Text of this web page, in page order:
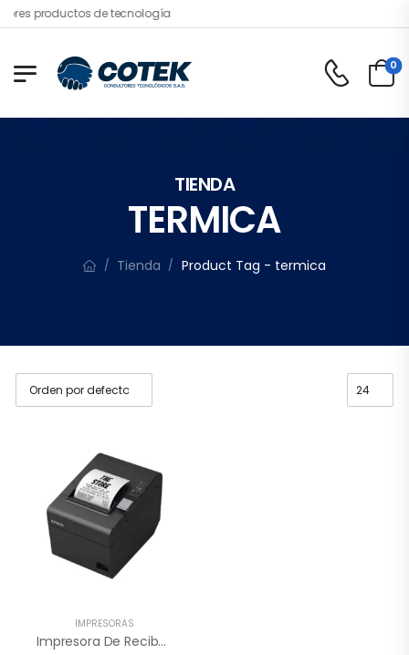
productos de tecnología
0
TIENDA
TERMICA
/ Tienda / Product Tag - termica
IMPRESORAS
Impresora De Recibos Térmica Epson